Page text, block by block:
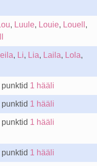
, Luule, Louie, Louell ,
, Li, Lia, Laila, Lola,
1 hääli
1 hääli
punktid 1 hääli
punktid 1 hääli